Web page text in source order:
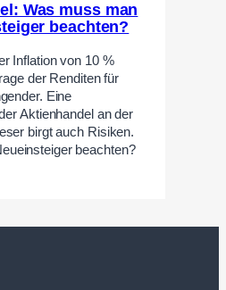
Was muss man
beachten?
Inflation von 10 %
der Renditen für
Eine
Aktienhandel an der
birgt auch Risiken.
beachten?